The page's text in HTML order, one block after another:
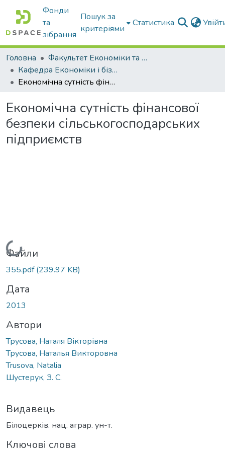
Фонди
та
зібрання
Пошук за
критеріями
Статистика
Головна
Факультет Економіки та бізнесу
Кафедра Економіки і бізнесу
Економічна сутність фінансової безпеки сільськогосподарських підприємств
Економічна сутність фінансової
безпеки сільськогосподарських
підприємств
Вантажиться...
Файли
355.pdf(239.97 KB)
Дата
2013
Автори
Трусова, Наталя Вікторівна
Трусова, Наталья Викторовна
Trusova, Natalia
Шустерук, З. С.
Видавець
Білоцерків. нац. аграр. ун-т.
Ключові слова